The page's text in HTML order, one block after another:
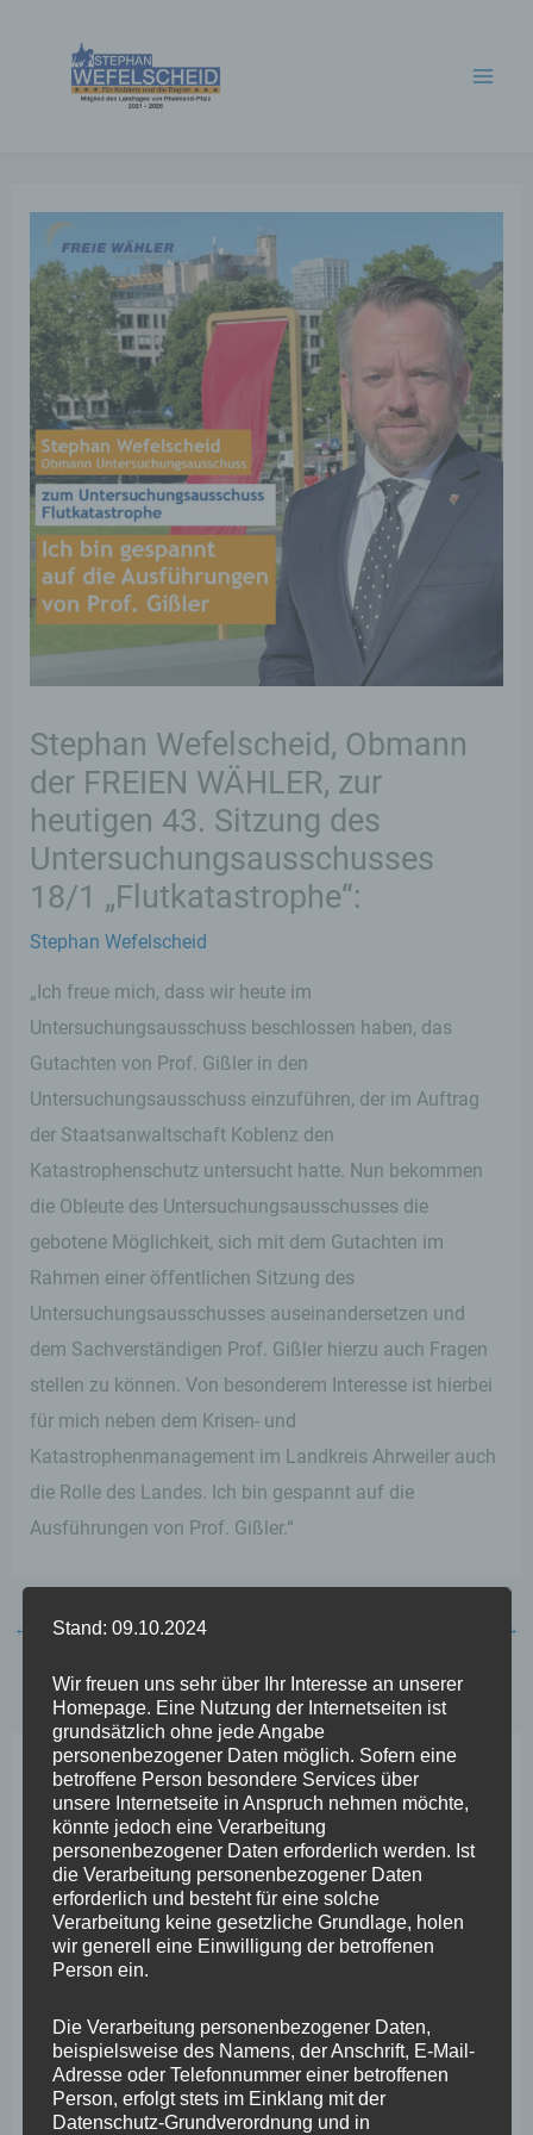
Stephan Wefelscheid, Obmann
der FREIEN WÄHLER, zur
heutigen 43. Sitzung des
Untersuchungsausschusses
18/1 „Flutkatastrophe“:
Stephan Wefelscheid
„Ich freue mich, dass wir heute im
Untersuchungsausschuss beschlossen haben, das
Gutachten von Prof. Gißler in den
Untersuchungsausschuss einzuführen, der im Auftrag
der Staatsanwaltschaft Koblenz den
Katastrophenschutz untersucht hatte. Nun bekommen
die Obleute des Untersuchungsausschusses die
gebotene Möglichkeit, sich mit dem Gutachten im
Rahmen einer öffentlichen Sitzung des
Untersuchungsausschusses auseinandersetzen und
dem Sachverständigen Prof. Gißler hierzu auch Fragen
stellen zu können. Von besonderem Interesse ist hierbei
für mich neben dem Krisen- und
Katastrophenmanagement im Landkreis Ahrweiler auch
die Rolle des Landes. Ich bin gespannt auf die
Ausführungen von Prof. Gißler.“
← Vorheriger Beitrag →
Neueste Beiträge
Wefelscheid lehnt Verfassungsänderung ab
VfL Kesselheim e.V. bittet Stadt um Unterstützung bei
Sanierung des Sportplatzes
Engstelle in Aachener Straße – Wefelscheid: „Rübenach
erstickt im Verkehr“
Wefelscheid besichtigt Fort Konstantin
Wefelscheid bei 3-jährigem Jubiläum von Particura
Stand: 09.10.2024
Wir freuen uns sehr über Ihr Interesse an unserer
Homepage. Eine Nutzung der Internetseiten ist
grundsätzlich ohne jede Angabe
personenbezogener Daten möglich. Sofern eine
betroffene Person besondere Services über
unsere Internetseite in Anspruch nehmen möchte,
könnte jedoch eine Verarbeitung
personenbezogener Daten erforderlich werden. Ist
die Verarbeitung personenbezogener Daten
erforderlich und besteht für eine solche
Verarbeitung keine gesetzliche Grundlage, holen
wir generell eine Einwilligung der betroffenen
Person ein.
Die Verarbeitung personenbezogener Daten,
beispielsweise des Namens, der Anschrift, E-Mail-
Adresse oder Telefonnummer einer betroffenen
Person, erfolgt stets im Einklang mit der
Datenschutz-Grundverordnung und in